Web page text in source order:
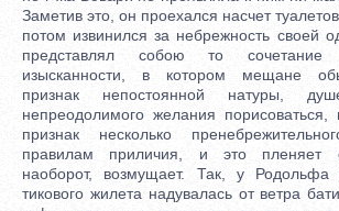
Заметив это, он проехался насчет
потом извинился за небрежность своей
представлял собою то сочетание
изысканности, в котором мещане
признак непостоянной натуры,
непреодолимого желания порисоваться,
признак несколько
правилам приличия, и это пленяет
наоборот, возмущает. Так, у Родольфа
тикового жилета надувалась от ветра